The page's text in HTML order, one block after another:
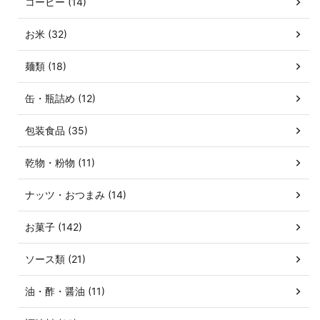
お米 (32)
麺類 (18)
缶・瓶詰め (12)
包装食品 (35)
乾物・粉物 (11)
ナッツ・おつまみ (14)
お菓子 (142)
ソース類 (21)
油・酢・醤油 (11)